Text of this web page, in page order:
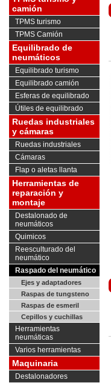
camión
TPMS turismo
TPMS Camión
Equilibrado de
neumáticos
Equilibrado turismo
Equilibrado camión
Esferas de equilibrado
Útiles de equilibrado
Ruedas industriales
y cámaras
Ruedas industriales
Cámaras
Flap o aletas llanta
Herramientas de
reparación y
montaje
Destalonado de
neumáticos
Quimicos
Reesculturado del
neumático
Raspado del neumático
Ejes y adaptadores
Raspas de tungsteno
Raspas de esmeril
Cepillos y cuchillas
Herramientas
neumáticas
Varios herramientas
Maquinaria
Destalonadores